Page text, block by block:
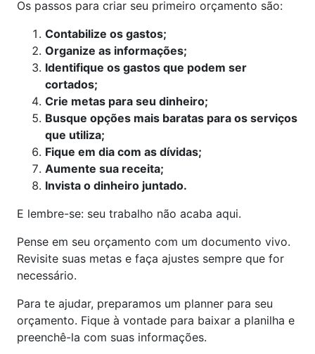
Os passos para criar seu primeiro orçamento são:
Contabilize os gastos;
Organize as informações;
Identifique os gastos que podem ser
cortados;
Crie metas para seu dinheiro;
Busque opções mais baratas para os serviços
que utiliza;
Fique em dia com as dívidas;
Aumente sua receita;
Invista o dinheiro juntado.
E lembre-se: seu trabalho não acaba aqui.
Pense em seu orçamento com um documento vivo.
Revisite suas metas e faça ajustes sempre que for
necessário.
Para te ajudar, preparamos um planner para seu
orçamento. Fique à vontade para baixar a planilha e
preenchê-la com suas informações.